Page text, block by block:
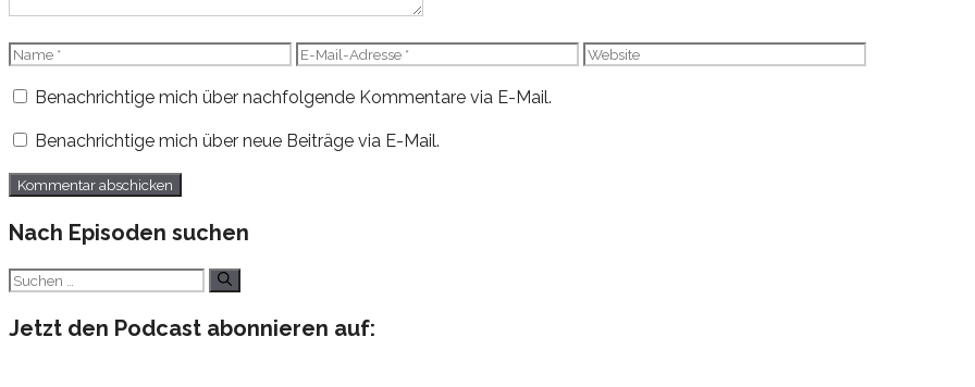
Name
E-
Adresse
Website
Benachrichtige mich über nachfolgende Kommentare via E-Mail.
Benachrichtige mich über neue Beiträge via E-Mail.
Nach Episoden suchen
Suchen
Jetzt den Podcast abonnieren auf: